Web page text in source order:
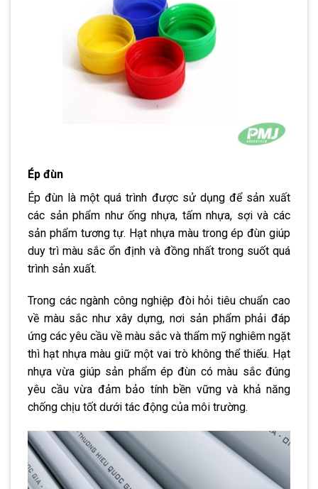
Ép đùn
Ép đùn là một quá trình được sử dụng để sản xuất
các sản phẩm như ống nhựa, tấm nhựa, sợi và các
sản phẩm tương tự. Hạt nhựa màu trong ép đùn giúp
duy trì màu sắc ổn định và đồng nhất trong suốt quá
trình sản xuất.
Trong các ngành công nghiệp đòi hỏi tiêu chuẩn cao
về màu sắc như xây dựng, nơi sản phẩm phải đáp
ứng các yêu cầu về màu sắc và thẩm mỹ nghiêm ngặt
thì hạt nhựa màu giữ một vai trò không thể thiếu. Hạt
nhựa vừa giúp sản phẩm ép đùn có màu sắc đúng
yêu cầu vừa đảm bảo tính bền vững và khả năng
chống chịu tốt dưới tác động của môi trường.